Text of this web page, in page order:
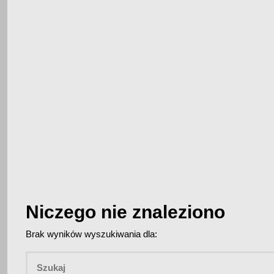
Niczego nie znaleziono
Brak wyników wyszukiwania dla: